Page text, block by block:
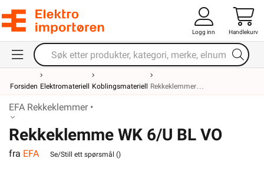
Logg inn Handlekurv
Forsiden Elektromateriell Koblingsmateriell Rekkeklemmer
EFA Rekkeklemmer •
Rekkeklemme WK 6/U BL VO
fra EFA Se/Still ett spørsmål ()